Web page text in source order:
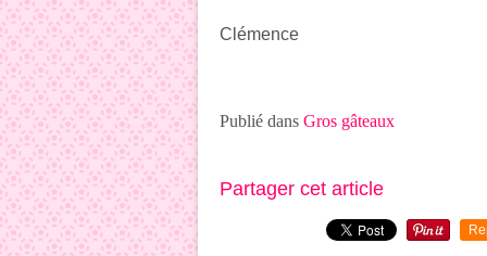
Clémence
Publié dans Gros gâteaux
Partager cet article